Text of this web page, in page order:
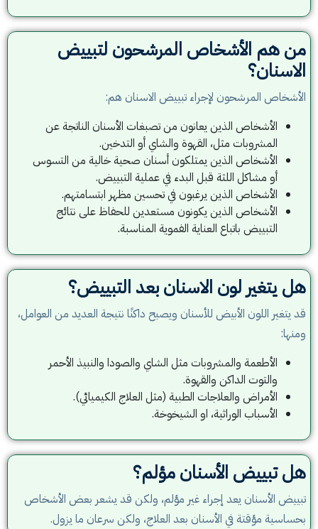
من هم الأشخاص المرشحون لتبييض
الاسنان؟
الأشخاص المرشحون لإجراء تبييض الاسنان هم:
الأشخاص الذين يعانون من تصبغات الأسنان الناتجة عن
المشروبات مثل، القهوة والشاي أو التدخين.
الأشخاص الذين يمتلكون أسنان صحية خالية من التسوس
أو مشاكل اللثة قبل البدء في عملية التبييض.
الأشخاص الذين يرغبون في تحسين مظهر ابتسامتهم.
الأشخاص الذين يكونون مستعدين للحفاظ على نتائج
التبييض باتباع العناية الفموية المناسبة.
هل يتغير لون الاسنان بعد التبييض؟
قد يتغير اللون الأبيض للأسنان ويصبح داكنًا نتيجة العديد من العوامل،
ومنها:
الأطعمة والمشروبات مثل الشاي والصودا والنبيذ الأحمر
والتوت الداكن والقهوة.
الأمراض والعلاجات الطبية (مثل العلاج الكيميائي).
الأسباب الوراثية، او الشيخوخة.
هل تبييض الأسنان مؤلم؟
تبييض الأسنان يعد إجراء غير مؤلم، ولكن قد يشعر بعض الأشخاص
بحساسية مؤقتة في الأسنان بعد العلاج، ولكن سرعان ما يزول.